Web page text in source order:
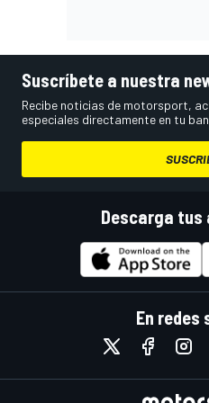
Suscríbete a nuestra
Recibe noticias de motorsport,
especiales directamente en tu
Descarga
En redes